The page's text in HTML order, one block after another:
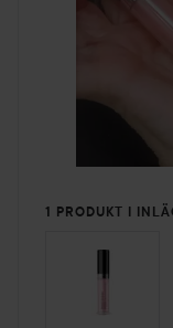
1 PRODUKT I